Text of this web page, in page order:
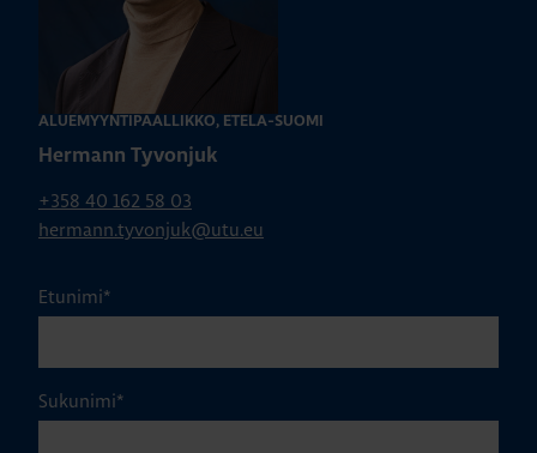
ALUEMYYNTIPÄÄLLIKKÖ, ETELÄ-SUOMI
Hermann Tyvonjuk
+358 40 162 58 03
hermann.tyvonjuk@utu.eu
Etunimi*
Sukunimi*